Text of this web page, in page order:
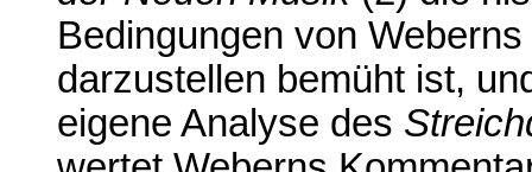
Bedingungen von
darzustellen bemüht ist,
eigene Analyse des